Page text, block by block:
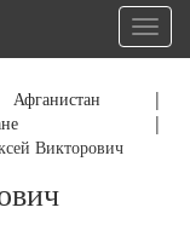
Афганистан |
|
Викторович